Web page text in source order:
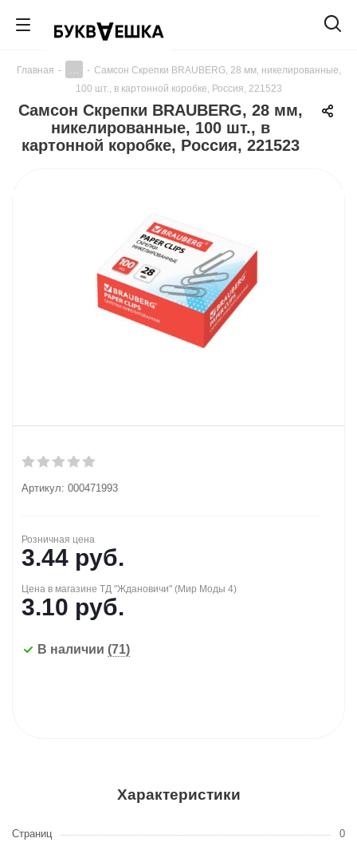
Главная - - Самсон Скрепки BRAUBERG, 28 мм, никелированные,
100 шт., в картонной коробке, Россия, 221523
Самсон Скрепки BRAUBERG, 28 мм,
никелированные, 100 шт., в
картонной коробке, Россия, 221523
Артикул: 000471993
Розничная цена
3.44 руб.
Цена в магазине ТД "Ждановичи" (Мир Моды 4)
3.10 руб.
В наличии (71)
Характеристики
Страниц
0